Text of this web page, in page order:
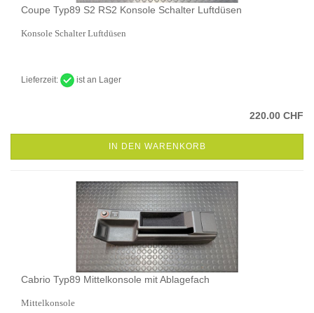
Coupe Typ89 S2 RS2 Konsole Schalter Luftdüsen
Konsole Schalter Luftdüsen
Lieferzeit: ist an Lager
220.00 CHF
IN DEN WARENKORB
Cabrio Typ89 Mittelkonsole mit Ablagefach
Mittelkonsole